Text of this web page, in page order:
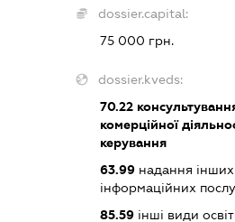
dossier.capital:
75 000 грн.
dossier.kveds:
70.22
комерційної
керування
63.99 надання інших
інформаційних
85.59 інші види